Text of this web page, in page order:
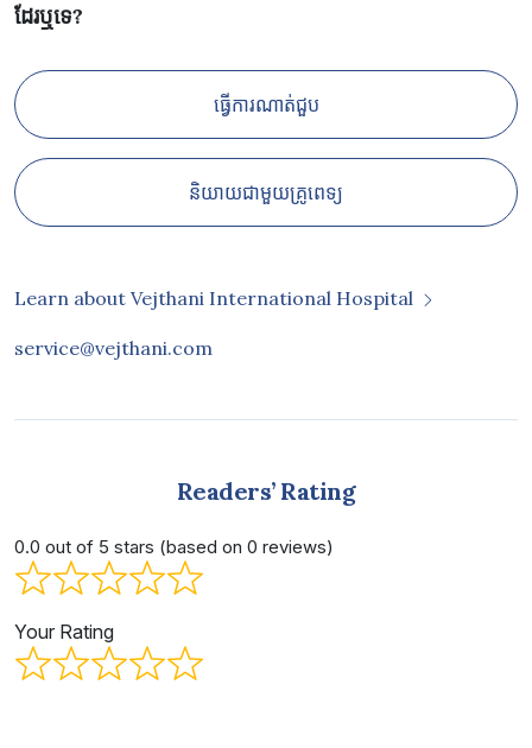
ដែរឬទេ?
ធ្វើការណាត់ជួប
និយាយជាមួយគ្រូពេទ្យ
Learn about Vejthani International Hospital
service@vejthani.com
Readers’ Rating
0.0 out of 5 stars (based on 0 reviews)
Your Rating